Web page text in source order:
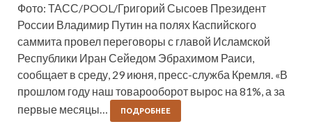
Фото: ТАСС/POOL/Григорий Сысоев Президент
России Владимир Путин на полях Каспийского
саммита провел переговоры с главой Исламской
Республики Иран Сейедом Эбрахимом Раиси,
сообщает в среду, 29 июня, пресс-служба Кремля. «В
прошлом году наш товарооборот вырос на 81%, а за
первые месяцы…
ПОДРОБНЕЕ